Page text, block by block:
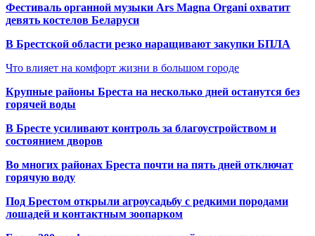
Фестиваль органной музыки Ars Magna Organi охватит
девять костелов Беларуси
В Брестской области резко наращивают закупки БПЛА
Что влияет на комфорт жизни в большом городе
Крупные районы Бреста на несколько дней останутся без
горячей воды
В Бресте усиливают контроль за благоустройством и
состоянием дворов
Во многих районах Бреста почти на пять дней отключат
горячую воду
Под Брестом открыли агроусадьбу с редкими породами
лошадей и контактным зоопарком